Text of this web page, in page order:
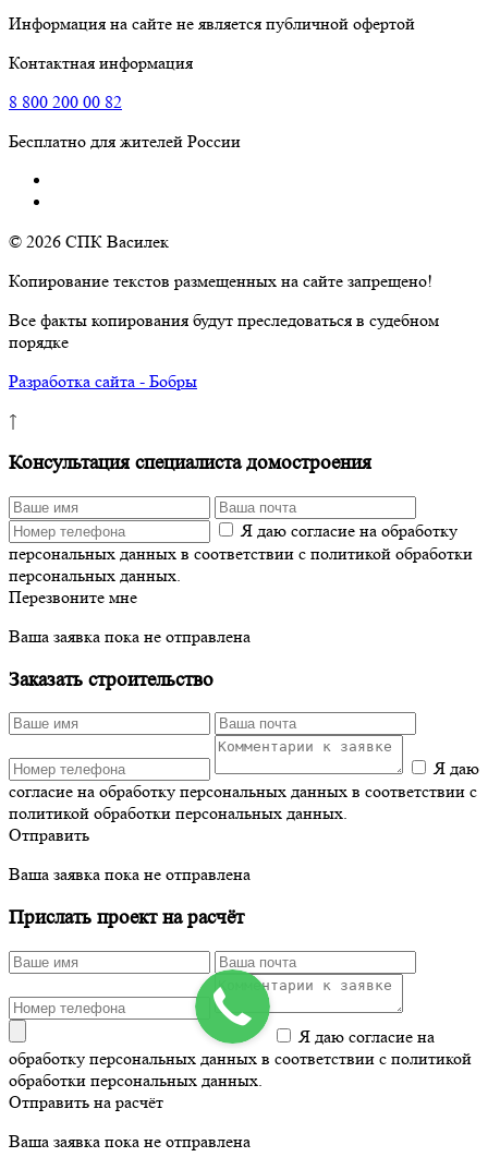
Информация на сайте не является публичной офертой
Контактная информация
8 800 200 00 82
Бесплатно для жителей России
© 2026 СПК Василек
Копирование текстов размещенных на сайте запрещено!
Все факты копирования будут преследоваться в судебном
порядке
Разработка сайта - Бобры
↑
Консультация специалиста домостроения
Я даю согласие на обработку
персональных данных в соответствии с политикой обработки
персональных данных.
Перезвоните мне
Ваша заявка пока не отправлена
Заказать строительство
Я даю
согласие на обработку персональных данных в соответствии с
политикой обработки персональных данных.
Отправить
Ваша заявка пока не отправлена
Прислать проект на расчёт
Я даю согласие на
обработку персональных данных в соответствии с политикой
обработки персональных данных.
Отправить на расчёт
Ваша заявка пока не отправлена